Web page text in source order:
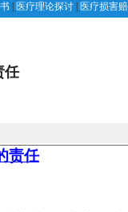
医疗理论探讨 医疗损害
任
责任